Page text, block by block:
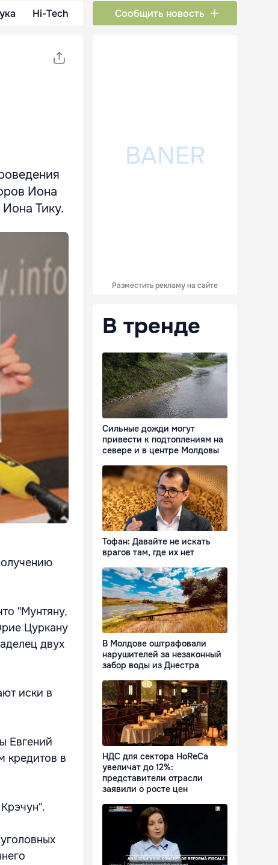
Hi-Tech Сообщить новость
Иона
Тику.
"Мунтяну,
Цуркану
двух
иски в
Евгений
кредитов в
Разместить рекламу на сайте
В тренде
Сильные дожди могут
привести к подтоплениям на
севере и в центре Молдовы
Тофан: Давайте не искать
врагов там, где их нет
В Молдове оштрафовали
нарушителей за незаконный
забор воды из Днестра
НДС для сектора HoReCa
увеличат до 12%:
представители отрасли
заявили о росте цен